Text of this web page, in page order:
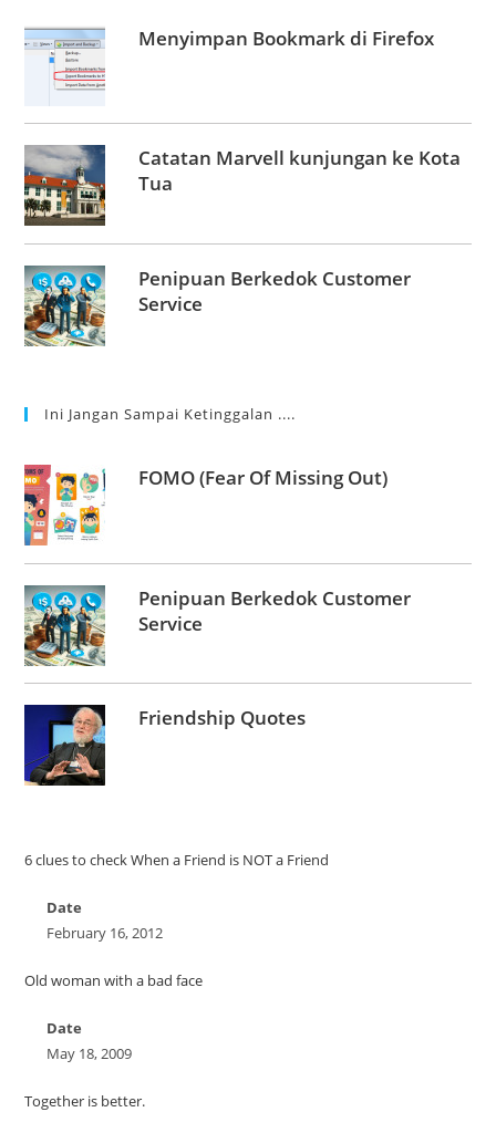
Menyimpan Bookmark di Firefox
Catatan Marvell kunjungan ke Kota
Tua
Penipuan Berkedok Customer
Service
Ini Jangan Sampai Ketinggalan ....
FOMO (Fear Of Missing Out)
Penipuan Berkedok Customer
Service
Friendship Quotes
6 clues to check When a Friend is NOT a Friend
Date
February 16, 2012
Old woman with a bad face
Date
May 18, 2009
Together is better.